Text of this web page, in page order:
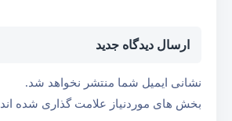
ارسال دیدگاه جدید
نشانی ایمیل شما منتشر نخواهد شد.
بخش های موردنیاز علامت گذاری شده اند